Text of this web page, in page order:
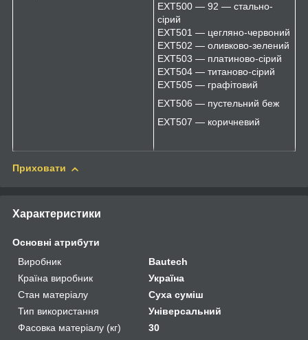
EXT500 — 92 — стально-
сірий
EXT501 — цегляно-червоний
EXT502 — оливково-зелений
EXT503 — платиново-сірий
EXT504 — титаново-сірий
EXT505 — графітовий
ЕХТ506 — пустельний беж
EXT507 — коричневий
Приховати
Характеристики
Основні атрибути
Виробник
Bautech
Країна виробник
Україна
Стан матеріалу
Суха суміш
Тип використання
Універсальний
Фасовка матеріалу (кг)
30